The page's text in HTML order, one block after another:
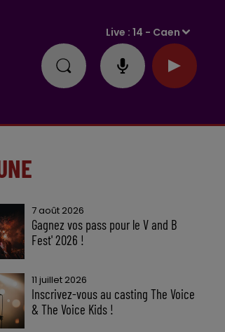
Live :14 - Caen
7 août 2026
Gagnez vos pass pour le V and B
Fest' 2026 !
11 juillet 2026
Inscrivez-vous au casting The Voice
& The Voice Kids !